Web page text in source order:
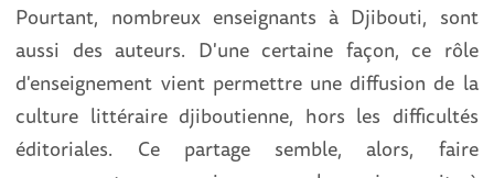
Pourtant, nombreux enseignants à Djibouti, sont
aussi des auteurs. D'une certaine façon, ce rôle
d'enseignement vient permettre une diffusion de la
culture littéraire djiboutienne, hors les difficultés
éditoriales. Ce partage semble, alors, faire